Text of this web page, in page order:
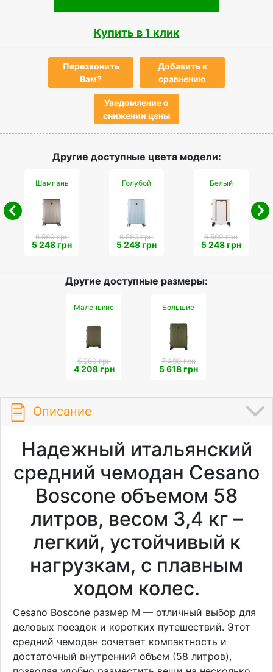
Купить в 1 клик
Перезвонить
Вам?
Добавить к
сравнению
Уведомление о
снижении цены
Другие доступные цвета модели:
Шампань
6 560 грн
5 248 грн
Голубой
6 560 грн
5 248 грн
Белый
6 560 грн
5 248 грн
Другие доступные размеры:
Маленькие
5 260 грн
4 208 грн
Большие
7 490 грн
5 618 грн
Описание
Надежный итальянский
средний чемодан Cesano
Boscone объемом 58
литров, весом 3,4 кг –
легкий, устойчивый к
нагрузкам, с плавным
ходом колес.
Cesano Boscone размер M — отличный выбор для
деловых поездок и коротких путешествий. Этот
средний чемодан сочетает компактность и
достаточный внутренний объем (58 литров),